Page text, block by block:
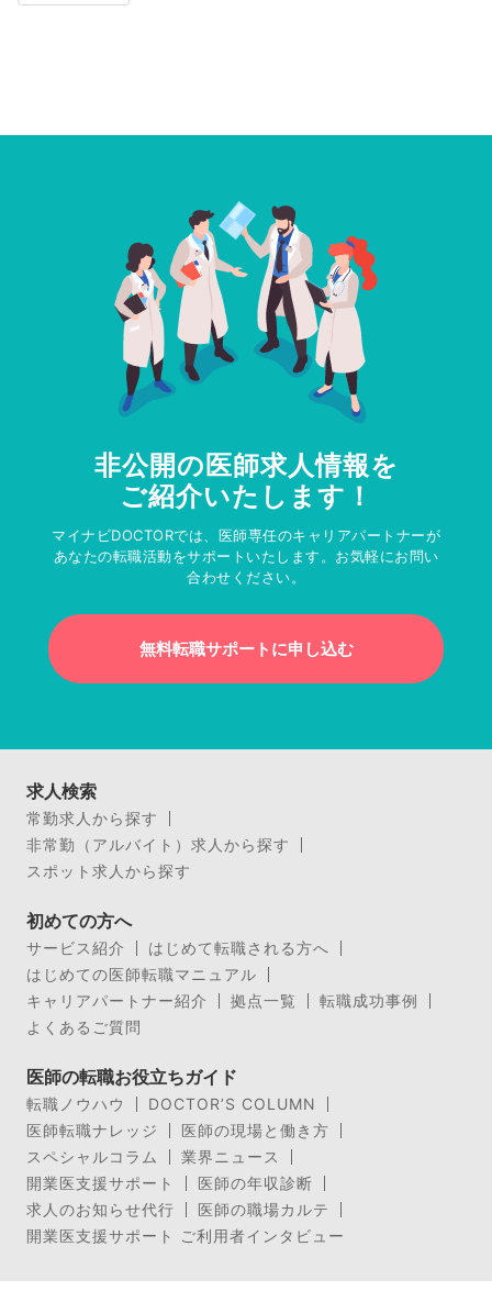
非公開の医師求人情報を
ご紹介いたします！
マイナビDOCTORでは、医師専任のキャリアパートナーが
あなたの転職活動をサポートいたします。お気軽にお問い
合わせください。
無料転職サポートに申し込む
求人検索
常勤求人から探す
非常勤（アルバイト）求人から探す
スポット求人から探す
初めての方へ
サービス紹介
はじめて転職される方へ
はじめての医師転職マニュアル
キャリアパートナー紹介
拠点一覧
転職成功事例
よくあるご質問
医師の転職お役立ちガイド
転職ノウハウ
DOCTOR’S COLUMN
医師転職ナレッジ
医師の現場と働き方
スペシャルコラム
業界ニュース
開業医支援サポート
医師の年収診断
求人のお知らせ代行
医師の職場カルテ
開業医支援サポート ご利用者インタビュー